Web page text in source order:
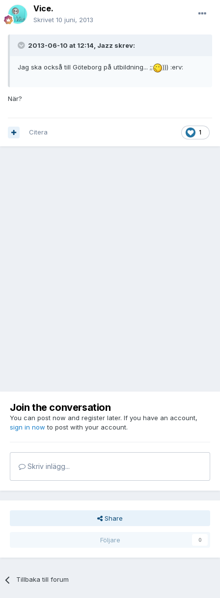
Vice.
Skrivet 10 juni, 2013
2013-06-10 at 12:14, Jazz skrev:
Jag ska också till Göteborg på utbildning... ;; ))) :erv:
När?
1
Citera
Join the conversation
You can post now and register later. If you have an account,
sign in now to post with your account.
Skriv inlägg...
Share
Följare 0
Tillbaka till forum